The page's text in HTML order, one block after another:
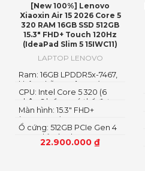
[New 100%] Lenovo
Xiaoxin Air 15 2026 Core 5
320 RAM 16GB SSD 512GB
15.3″ FHD+ Touch 120Hz
(IdeaPad Slim 5 15IWC11)
LAPTOP LENOVO
22.900.000 ₫
Ổ cứng: 512GB PCIe Gen 4
SSD, chỉ có 1 slot SSD,
nâng cấp theo dạng thay
Màn hình: 15.3″ FHD+
(1920x1200) IPS
CPU: Intel Core 5 320 (6
nhân 6 luồng, có thể đạt
tới 4.6GHz)
Ram: 16GB LPDDR5x-7467,
không hỗ trợ nâng cấp